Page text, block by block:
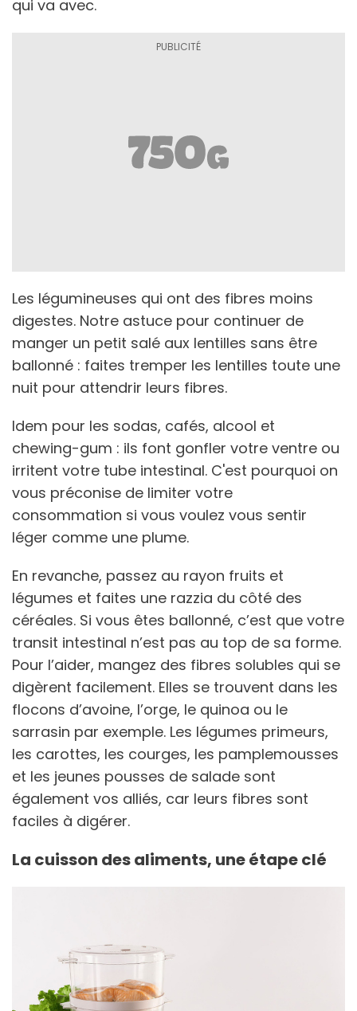
qui va avec.
Les légumineuses qui ont des fibres moins
digestes. Notre astuce pour continuer de
manger un petit salé aux lentilles sans être
ballonné : faites tremper les lentilles toute une
nuit pour attendrir leurs fibres.
Idem pour les sodas, cafés, alcool et
chewing-gum : ils font gonfler votre ventre ou
irritent votre tube intestinal. C'est pourquoi on
vous préconise de limiter votre
consommation si vous voulez vous sentir
léger comme une plume.
En revanche, passez au rayon fruits et
légumes et faites une razzia du côté des
céréales. Si vous êtes ballonné, c’est que votre
transit intestinal n’est pas au top de sa forme.
Pour l’aider, mangez des fibres solubles qui se
digèrent facilement. Elles se trouvent dans les
flocons d’avoine, l’orge, le quinoa ou le
sarrasin par exemple. Les légumes primeurs,
les carottes, les courges, les pamplemousses
et les jeunes pousses de salade sont
également vos alliés, car leurs fibres sont
faciles à digérer.
La cuisson des aliments, une étape clé